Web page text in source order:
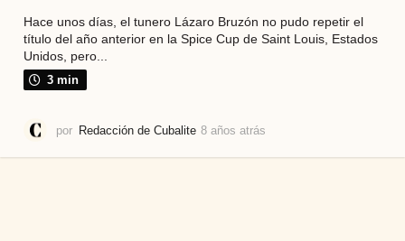
Hace unos días, el tunero Lázaro Bruzón no pudo repetir el
título del año anterior en la Spice Cup de Saint Louis, Estados
Unidos, pero...
3 min
por Redacción de Cubalite 8 años atrás